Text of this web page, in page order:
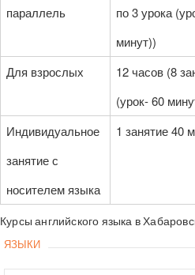
параллель
по 3 урока
минут))
Для взрослых
12 часов (8
(урок- 60
Индивидуальное
занятие с
носителем языка
1 занятие 40
Курсы английского языка в
ЯЗЫКИ